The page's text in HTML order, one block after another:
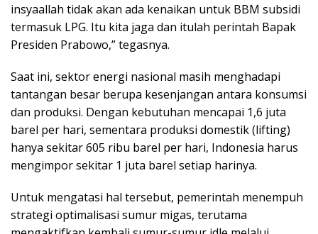
insyaallah tidak akan ada kenaikan untuk BBM subsidi
termasuk LPG. Itu kita jaga dan itulah perintah Bapak
Presiden Prabowo,” tegasnya.
Saat ini, sektor energi nasional masih menghadapi
tantangan besar berupa kesenjangan antara konsumsi
dan produksi. Dengan kebutuhan mencapai 1,6 juta
barel per hari, sementara produksi domestik (lifting)
hanya sekitar 605 ribu barel per hari, Indonesia harus
mengimpor sekitar 1 juta barel setiap harinya.
Untuk mengatasi hal tersebut, pemerintah menempuh
strategi optimalisasi sumur migas, terutama